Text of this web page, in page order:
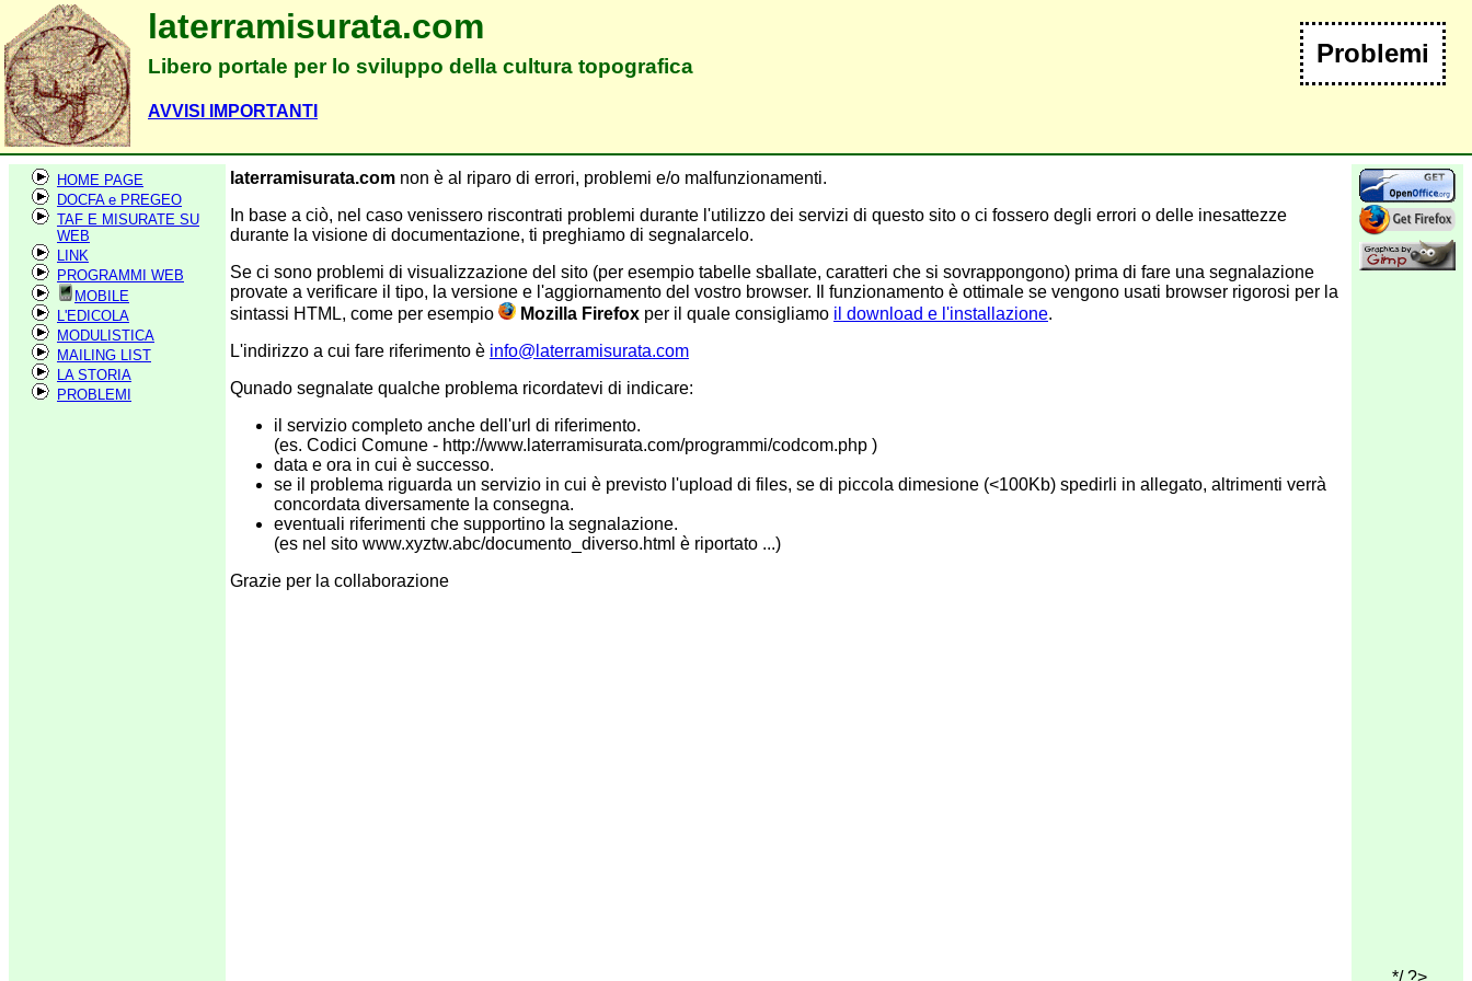
Problemi
laterramisurata.com
Libero portale per lo sviluppo della cultura topografica
AVVISI IMPORTANTI
HOME PAGE
DOCFA e PREGEO
TAF E MISURATE SU
WEB
LINK
PROGRAMMI WEB
MOBILE
L'EDICOLA
MODULISTICA
MAILING LIST
LA STORIA
PROBLEMI
laterramisurata.com non è al riparo di errori, problemi e/o malfunzionamenti.
In base a ciò, nel caso venissero riscontrati problemi durante l'utilizzo dei servizi di questo sito o ci fossero degli errori o delle inesattezze
durante la visione di documentazione, ti preghiamo di segnalarcelo.
Se ci sono problemi di visualizzazione del sito (per esempio tabelle sballate, caratteri che si sovrappongono) prima di fare una segnalazione
provate a verificare il tipo, la versione e l'aggiornamento del vostro browser. Il funzionamento è ottimale se vengono usati browser rigorosi per la
sintassi HTML, come per esempio
Mozilla Firefox per il quale consigliamo il download e l'installazione.
L'indirizzo a cui fare riferimento è info@laterramisurata.com
Qunado segnalate qualche problema ricordatevi di indicare:
il servizio completo anche dell'url di riferimento.
(es. Codici Comune - http://www.laterramisurata.com/programmi/codcom.php )
data e ora in cui è successo.
se il problema riguarda un servizio in cui è previsto l'upload di files, se di piccola dimesione (<100Kb) spedirli in allegato, altrimenti verrà
concordata diversamente la consegna.
eventuali riferimenti che supportino la segnalazione.
(es nel sito www.xyztw.abc/documento_diverso.html è riportato ...)
Grazie per la collaborazione
*/ ?>